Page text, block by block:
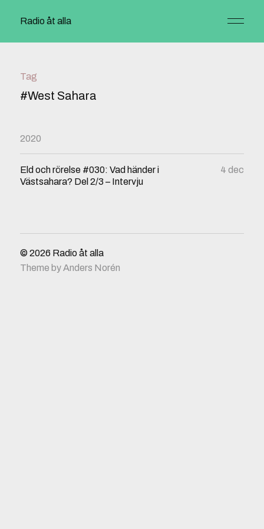
Radio åt alla
Tag
#West Sahara
2020
Eld och rörelse #030: Vad händer i
Västsahara? Del 2/3 – Intervju
4 dec
© 2026 Radio åt alla
Theme byAnders Norén